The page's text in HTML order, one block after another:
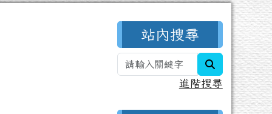
右邊區域內容
站內搜尋
search
進階搜尋